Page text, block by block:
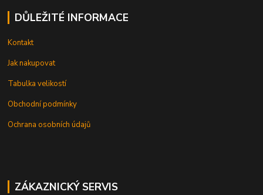
DŮLEŽITÉ INFORMACE
Kontakt
Jak nakupovat
Tabulka velikostí
Obchodní podmínky
Ochrana osobních údajů
ZÁKAZNICKÝ SERVIS